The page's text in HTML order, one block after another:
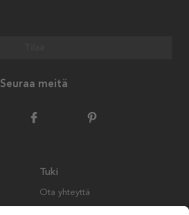
Seuraa meitä
Tuki
Ota yhteyttä